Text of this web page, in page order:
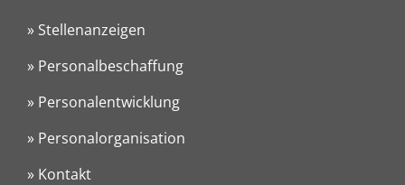
» Stellenanzeigen
» Personalbeschaffung
» Personalentwicklung
» Personalorganisation
» Kontakt